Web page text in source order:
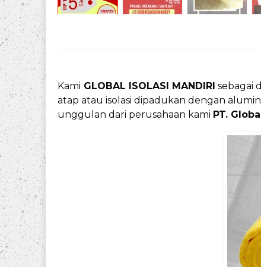
Kami GLOBAL ISOLASI MANDIRI sebagai
atap atau isolasi dipadukan dengan
unggulan dari perusahaan kami PT.